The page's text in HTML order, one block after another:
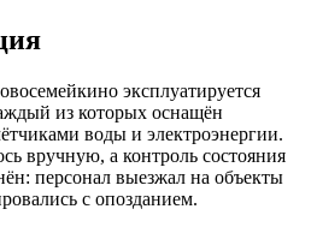
эксплуатируется
из которых оснащён
воды и электроэнергии.
вручную, а контроль состояния
персонал выезжал на объекты
с опозданием.